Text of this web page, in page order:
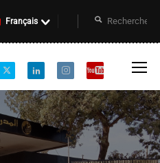
Français